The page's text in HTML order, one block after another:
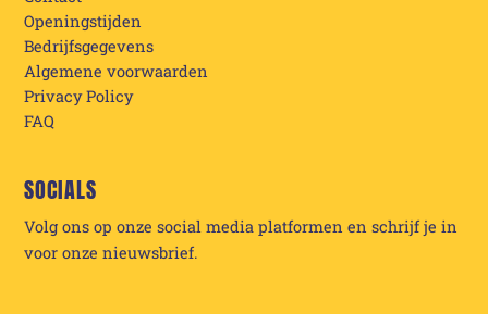
Openingstijden
Bedrijfsgegevens
Algemene voorwaarden
Privacy Policy
FAQ
SOCIALS
Volg ons op onze social media platformen en schrijf je in
voor onze nieuwsbrief.